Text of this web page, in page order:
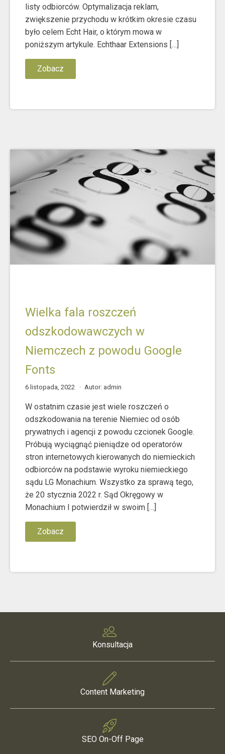
listy odbiorców. Optymalizacja reklam,
zwiększenie przychodu w krótkim okresie czasu
było celem Echt Hair, o którym mowa w
poniższym artykule. Echthaar Extensions […]
Zobacz
Wielka fala roszczeń
odszkodowawczych w
Niemczech z powodu Google
Fonts
6 listopada, 2022 Autor: admin
W ostatnim czasie jest wiele roszczeń o
odszkodowania na terenie Niemiec od osób
prywatnych i agencji z powodu czcionek Google.
Próbują wyciągnąć pieniądze od operatorów
stron internetowych kierowanych do niemieckich
odbiorców na podstawie wyroku niemieckiego
sądu LG Monachium. Wszystko za sprawą tego,
że 20 stycznia 2022 r. Sąd Okręgowy w
Monachium I potwierdził w swoim […]
Zobacz
Konsultacja
Content Marketing
SEO On-Off Page